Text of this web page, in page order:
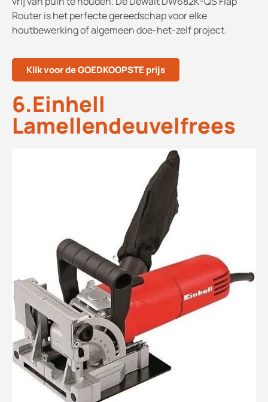
Router is het perfecte gereedschap voor elke
houtbewerking of algemeen doe-het-zelf project.
Klik voor de GOEDKOOPSTE prijs
6.Einhell
Lamellendeuvelfrees